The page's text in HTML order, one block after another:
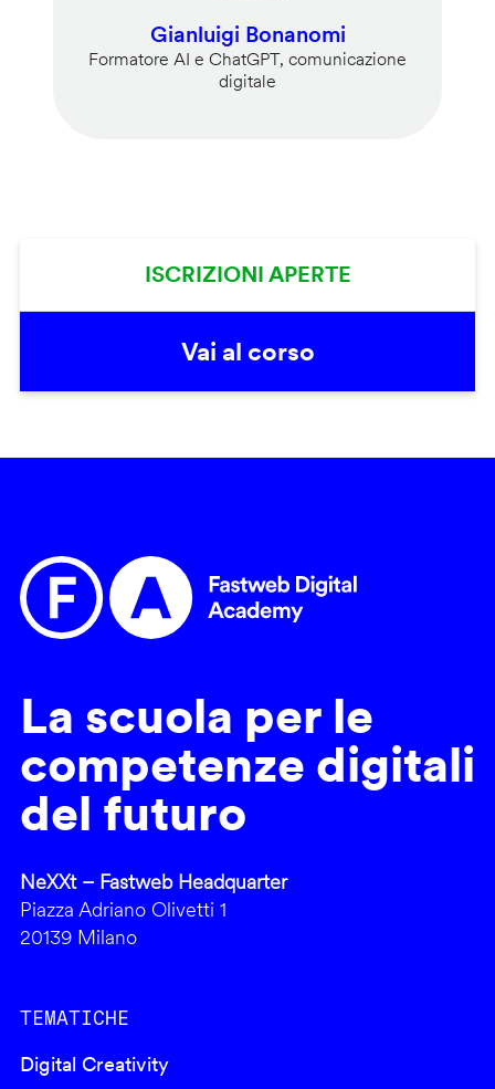
Gianluigi Bonanomi
Formatore AI e ChatGPT, comunicazione
digitale
ISCRIZIONI APERTE
Vai al corso
La scuola per le
competenze digitali
del futuro
NeXXt – Fastweb Headquarter
Piazza Adriano Olivetti 1
20139 Milano
TEMATICHE
Digital Creativity